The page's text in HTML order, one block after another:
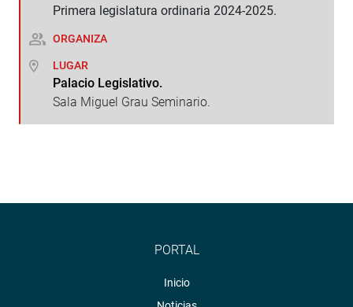
Primera legislatura ordinaria 2024-2025.
ORGANIZA
LUGAR
Palacio Legislativo.
Sala Miguel Grau Seminario.
PORTAL
Inicio